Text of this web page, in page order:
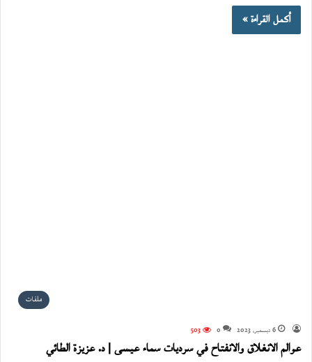
أكمل القراءة »
ملفات
6 ديسمبر، 2023 0
503
عوالم الانغلاق والانفتاح في سرديات سماء عيسى | د. عزيزة الطائي